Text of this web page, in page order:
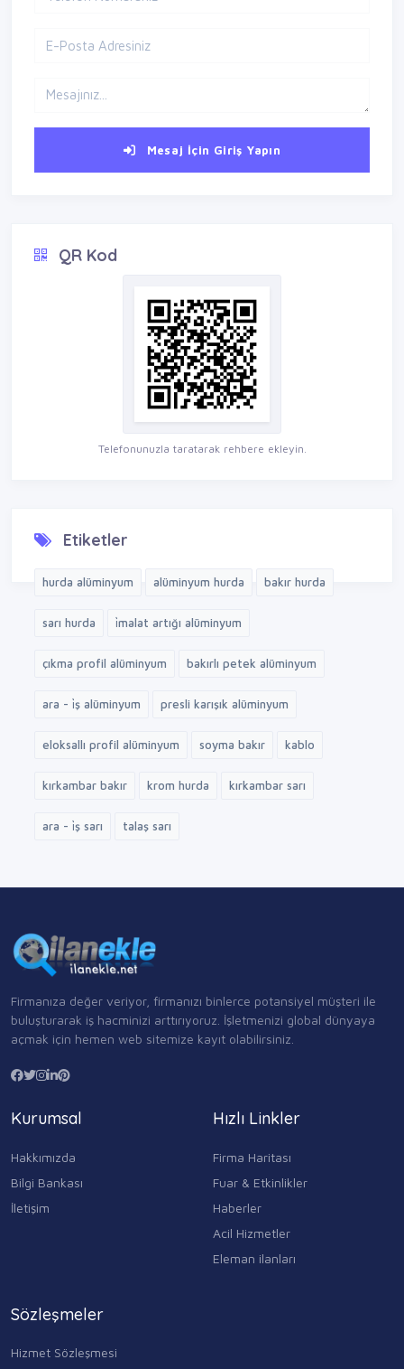
Mesaj İçin Giriş Yapın
QR Kod
Telefonunuzla taratarak rehbere ekleyin.
Etiketler
hurda alüminyum alüminyum hurda bakır hurda
sarı hurda i̇malat artığı alüminyum
çıkma profil alüminyum bakırlı petek alüminyum
ara - i̇ş alüminyum presli karışık alüminyum
eloksallı profil alüminyum soyma bakır kablo
kırkambar bakır krom hurda kırkambar sarı
ara - i̇ş sarı talaş sarı
Firmanıza değer veriyor, firmanızı binlerce potansiyel müşteri ile
buluşturarak iş hacminizi arttırıyoruz. İşletmenizi global dünyaya
açmak için hemen web sitemize kayıt olabilirsiniz.
Kurumsal
Hakkımızda
Bilgi Bankası
İletişim
Hızlı Linkler
Firma Haritası
Fuar & Etkinlikler
Haberler
Acil Hizmetler
Eleman ilanları
Sözleşmeler
Hizmet Sözleşmesi